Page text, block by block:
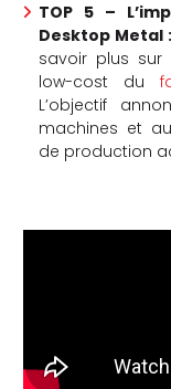
TOP 5 –
Desktop Metal :
savoir plus sur
low-cost du
L’objectif
machines et
de production